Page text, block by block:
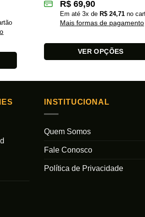
R$ 69,90
Em até 3x de R$ 24,71 no
Mais formas de pagamento
VER OPÇÕES
várias
opções
ser
escolhidas
INSTITUCIONAL
Quem Somos
Fale Conosco
Política de Privacidade